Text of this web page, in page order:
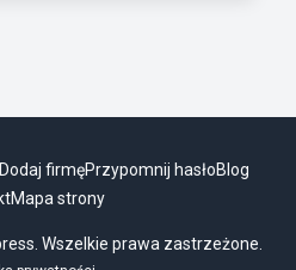
Dodaj firmęPrzypomnij hasłoBlog
Mapa strony
Wszelkie prawa zastrzeżone.